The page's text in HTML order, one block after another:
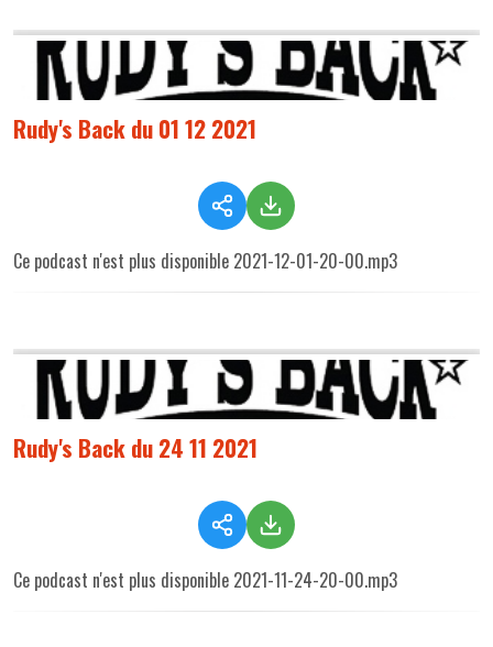
Rudy's Back du 01 12 2021
Ce podcast n'est plus disponible 2021-12-01-20-00.mp3
Rudy's Back du 24 11 2021
Ce podcast n'est plus disponible 2021-11-24-20-00.mp3